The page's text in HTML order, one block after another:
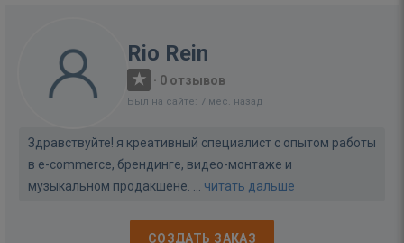
Rio Rein
· 0 отзывов
Был на сайте: 7 мес. назад
Здравствуйте! я креативный специалист с опытом работы
в e-commerce, брендинге, видео-монтаже и
музыкальном продакшене. ... читать дальше
СОЗДАТЬ ЗАКАЗ